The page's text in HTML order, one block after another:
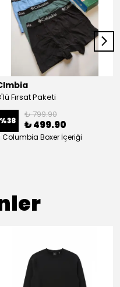
Fırsat Paketi
%38
₺ 799.90
₺ 499.90
Columbia Boxer İçeriği